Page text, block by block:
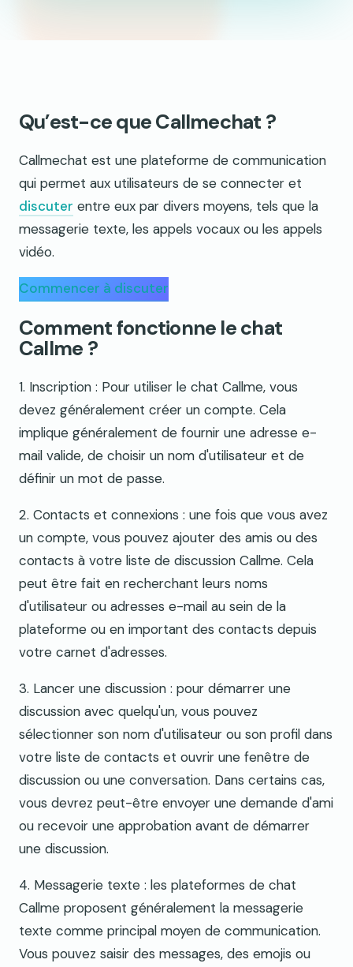
Qu’est-ce que Callmechat ?
Callmechat est une plateforme de communication
qui permet aux utilisateurs de se connecter et
discuter entre eux par divers moyens, tels que la
messagerie texte, les appels vocaux ou les appels
vidéo.
Commencer à discuter
Comment fonctionne le chat
Callme ?
1. Inscription : Pour utiliser le chat Callme, vous
devez généralement créer un compte. Cela
implique généralement de fournir une adresse e-
mail valide, de choisir un nom d'utilisateur et de
définir un mot de passe.
2. Contacts et connexions : une fois que vous avez
un compte, vous pouvez ajouter des amis ou des
contacts à votre liste de discussion Callme. Cela
peut être fait en recherchant leurs noms
d'utilisateur ou adresses e-mail au sein de la
plateforme ou en important des contacts depuis
votre carnet d'adresses.
3. Lancer une discussion : pour démarrer une
discussion avec quelqu'un, vous pouvez
sélectionner son nom d'utilisateur ou son profil dans
votre liste de contacts et ouvrir une fenêtre de
discussion ou une conversation. Dans certains cas,
vous devrez peut-être envoyer une demande d'ami
ou recevoir une approbation avant de démarrer
une discussion.
4. Messagerie texte : les plateformes de chat
Callme proposent généralement la messagerie
texte comme principal moyen de communication.
Vous pouvez saisir des messages, des emojis ou